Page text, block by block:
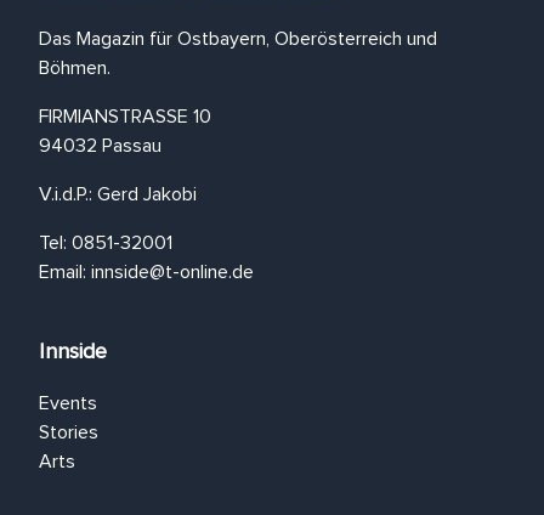
Das Magazin für Ostbayern, Oberösterreich und
Böhmen.
FIRMIANSTRASSE 10
94032 Passau
V.i.d.P.: Gerd Jakobi
Tel: 0851-32001
Email: innside@t-online.de
Innside
Events
Stories
Arts